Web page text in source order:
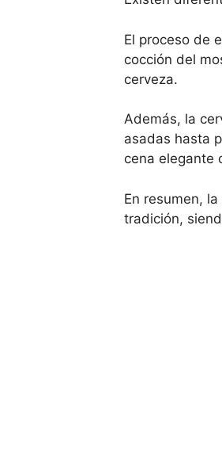
El proceso de
cocción del
cerveza.
Además, la
asadas hasta
cena elegante
En resumen,
tradición,